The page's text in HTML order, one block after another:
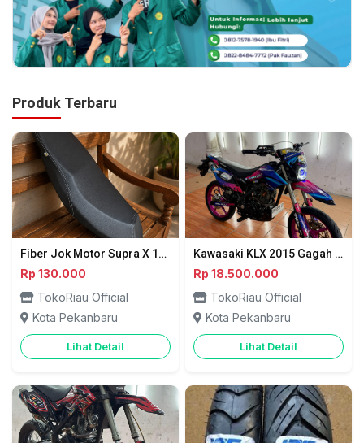
Produk Terbaru
Fiber Jok Motor Supra X 125 Injeksi – Tampil Elegan, Nyaman Maksimal - Pekanbaru
Rp 130.000
TokoRiau Official
Kota Pekanbaru
Lihat Detail
Kawasaki KLX 2015 Gagah & Terawat! Cocok Harian dan Trabasan - Pekanbaru
Rp 18.500.000
TokoRiau Official
Kota Pekanbaru
Lihat Detail